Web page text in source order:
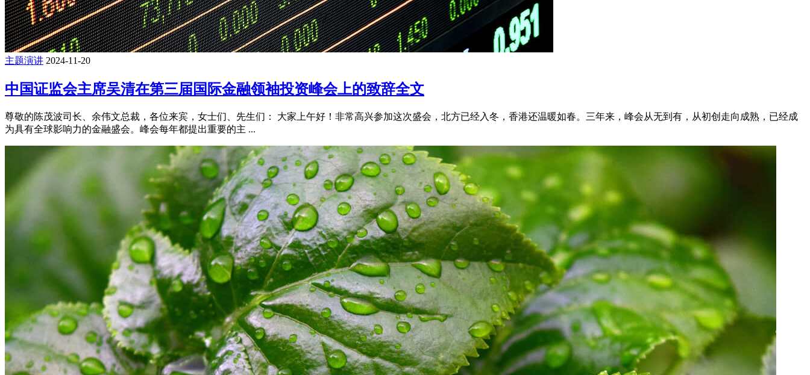
主题演讲 2024-11-20
中国证监会主席吴清在第三届国际金融领袖投资峰会上的致辞全文
尊敬的陈茂波司长、余伟文总裁，各位来宾，女士们、先生们： 大家上午好！非常高兴参加这次盛会，北方已经入冬，香港还温暖如春。三年来，峰会从无到有，从初创走向成熟，已经成
为具有全球影响力的金融盛会。峰会每年都提出重要的主 ...